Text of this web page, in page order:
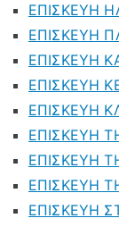
ΕΠΙΣΚΕΥΗ
ΕΠΙΣΚΕΥΗ
ΕΠΙΣΚΕΥΗ
ΕΠΙΣΚΕΥΗ
ΕΠΙΣΚΕΥΗ
ΕΠΙΣΚΕΥΗ
ΕΠΙΣΚΕΥΗ
ΕΠΙΣΚΕΥΗ
ΕΠΙΣΚΕΥΗ